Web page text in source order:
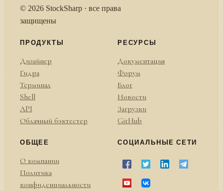
© 2026 StockSharp · все права
защищены
ПРОДУКТЫ
Дизайнер
Гидра
Терминал
Shell
API
Облачный бэктестер
РЕСУРСЫ
Документация
Форум
Блог
Новости
Загрузки
GitHub
ОБЩЕЕ
О компании
Политика
конфиденциальности
СОЦИАЛЬНЫЕ СЕТИ